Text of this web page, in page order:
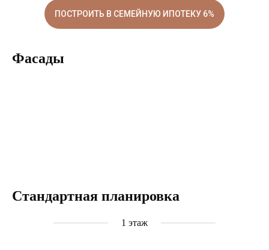
ПОСТРОИТЬ В СЕМЕЙНУЮ ИПОТЕКУ 6%
Фасады
Стандартная планировка
1 этаж